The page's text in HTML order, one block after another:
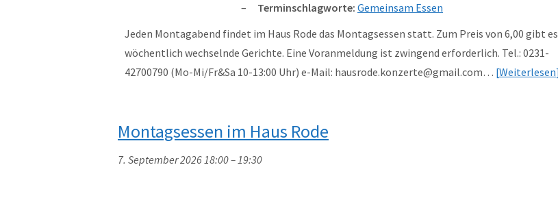
Terminschlagworte: Gemeinsam Essen
Jeden Montagabend findet im Haus Rode das Montagsessen statt. Zum Preis von 6,00 gibt es
wöchentlich wechselnde Gerichte. Eine Voranmeldung ist zwingend erforderlich. Tel.: 0231-
42700790 (Mo-Mi/Fr&Sa 10-13:00 Uhr) e-Mail: hausrode.konzerte@gmail.com… Weiterlesen
Montagsessen im Haus Rode
7. September 2026 18:00–19:30